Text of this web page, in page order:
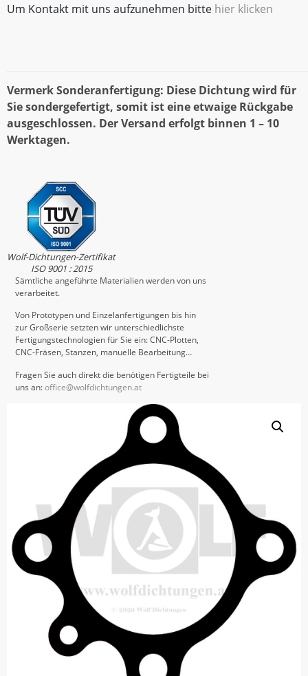
Um Kontakt mit uns aufzunehmen bitte hier klicken
Vermerk Sonderanfertigung: Diese Dichtung wird für
Sie sondergefertigt, somit ist eine etwaige Rückgabe
ausgeschlossen. Der Versand erfolgt binnen 1 – 10
Werktagen.
Wolf-Dichtungen-Zertifikat
ISO 9001 : 2015
Sämtliche angeführte Materialien werden von uns
verarbeitet.
Von Prototypen und Einzelanfertigungen bis hin
zur Großserie setzten wir unterschiedlichste
Fertigungstechnologien für Sie ein: CNC-Plotten,
CNC-Fräsen, Stanzen, manuelle Bearbeitung…
Fragen Sie auch direkt die benötigen Fertigteile bei
uns an:office@wolfdichtungen.at